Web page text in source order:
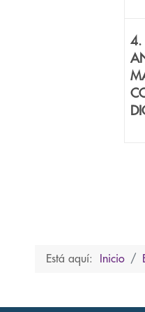
4.
Está aquí: Inicio